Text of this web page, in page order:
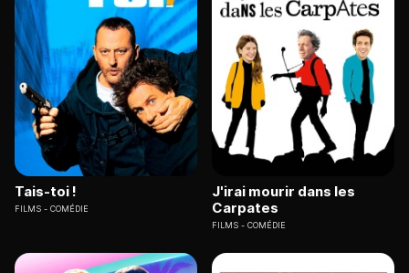
Tais-toi !
FILMS COMÉDIE
J'irai mourir dans les
Carpates
FILMS COMÉDIE